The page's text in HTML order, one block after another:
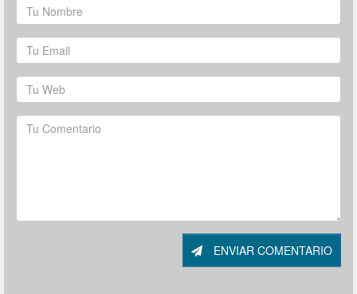
ENVIAR COMENTARIO